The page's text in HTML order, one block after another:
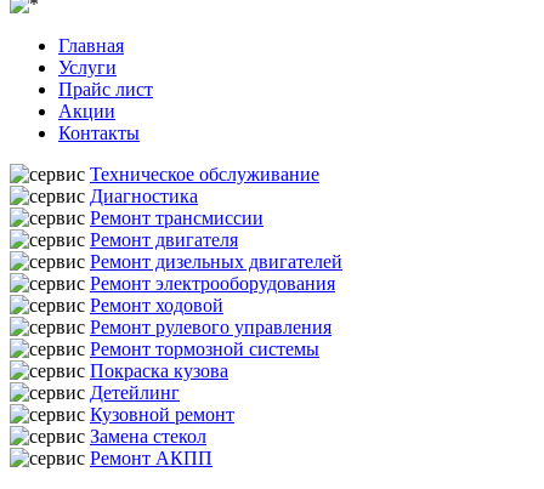
Главная
Услуги
Прайс лист
Акции
Контакты
Техническое обслуживание
Диагностика
Ремонт трансмиссии
Ремонт двигателя
Ремонт дизельных двигателей
Ремонт электрооборудования
Ремонт ходовой
Ремонт рулевого управления
Ремонт тормозной системы
Покраска кузова
Детейлинг
Кузовной ремонт
Замена стекол
Ремонт АКПП